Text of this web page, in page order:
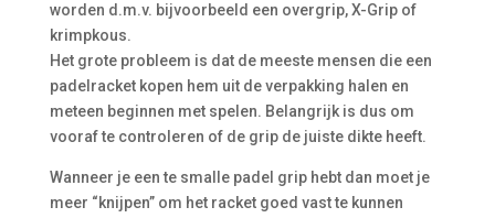
worden d.m.v. bijvoorbeeld een overgrip, X-Grip of
krimpkous.
Het grote probleem is dat de meeste mensen die een
padelracket kopen hem uit de verpakking halen en
meteen beginnen met spelen. Belangrijk is dus om
vooraf te controleren of de grip de juiste dikte heeft.
Wanneer je een te smalle padel grip hebt dan moet je
meer “knijpen” om het racket goed vast te kunnen